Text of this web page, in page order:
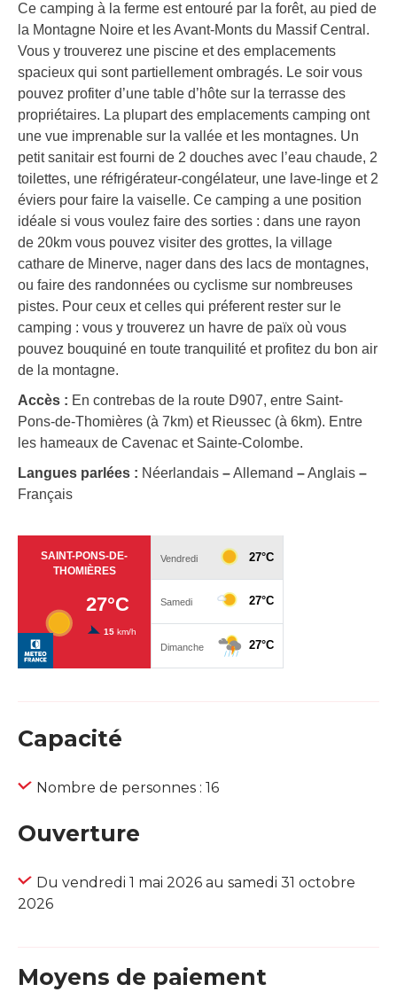
Ce camping à la ferme est entouré par la forêt, au pied de
la Montagne Noire et les Avant-Monts du Massif Central.
Vous y trouverez une piscine et des emplacements
spacieux qui sont partiellement ombragés. Le soir vous
pouvez profiter d’une table d’hôte sur la terrasse des
propriétaires. La plupart des emplacements camping ont
une vue imprenable sur la vallée et les montagnes. Un
petit sanitair est fourni de 2 douches avec l’eau chaude, 2
toilettes, une réfrigérateur-congélateur, une lave-linge et 2
éviers pour faire la vaiselle. Ce camping a une position
idéale si vous voulez faire des sorties : dans une rayon
de 20km vous pouvez visiter des grottes, la village
cathare de Minerve, nager dans des lacs de montagnes,
ou faire des randonnées ou cyclisme sur nombreuses
pistes. Pour ceux et celles qui préferent rester sur le
camping : vous y trouverez un havre de païx où vous
pouvez bouquiné en toute tranquilité et profitez du bon air
de la montagne.
Accès : En contrebas de la route D907, entre Saint-
Pons-de-Thomières (à 7km) et Rieussec (à 6km). Entre
les hameaux de Cavenac et Sainte-Colombe.
Langues parlées : Néerlandais –Allemand –Anglais –
Français
Capacité
Nombre de personnes : 16
Ouverture
Du vendredi 1 mai 2026 au samedi 31 octobre
2026
Moyens de paiement